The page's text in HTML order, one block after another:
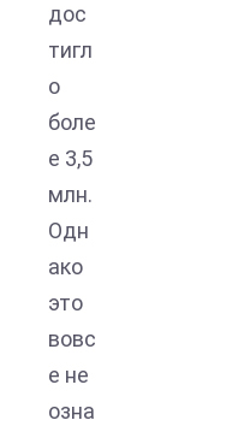
дос
тигл
о
боле
е 3,5
млн.
Одн
ако
это
вовс
е не
озна